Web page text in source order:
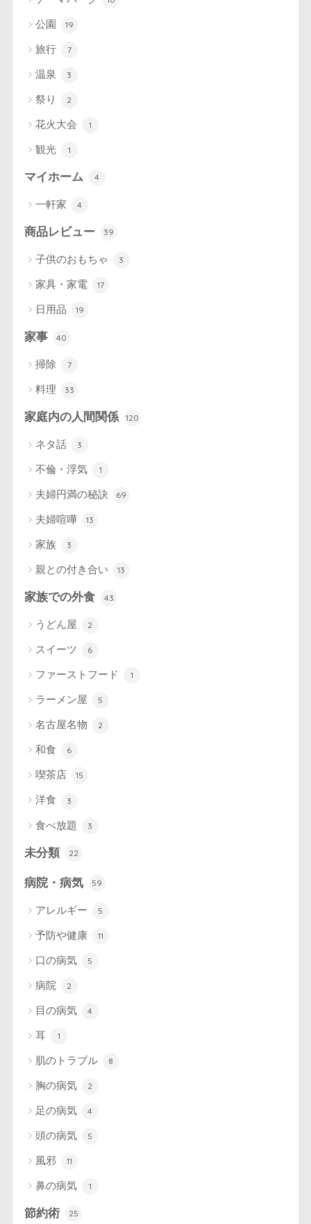
公園 19
旅行 7
温泉 3
祭り 2
花火大会 1
観光 1
マイホーム 4
一軒家 4
商品レビュー 39
子供のおもちゃ 3
家具・家電 17
日用品 19
家事 40
掃除 7
料理 33
家庭内の人間関係 120
ネタ話 3
不倫・浮気 1
夫婦円満の秘訣 69
夫婦喧嘩 13
家族 3
親との付き合い 13
家族での外食 43
うどん屋 2
スイーツ 6
ファーストフード 1
ラーメン屋 5
名古屋名物 2
和食 6
喫茶店 15
洋食 3
食べ放題 3
未分類 22
病院・病気 59
アレルギー 5
予防や健康 11
口の病気 5
病院 2
目の病気 4
耳 1
肌のトラブル 8
胸の病気 2
足の病気 4
頭の病気 5
風邪 11
鼻の病気 1
節約術 25